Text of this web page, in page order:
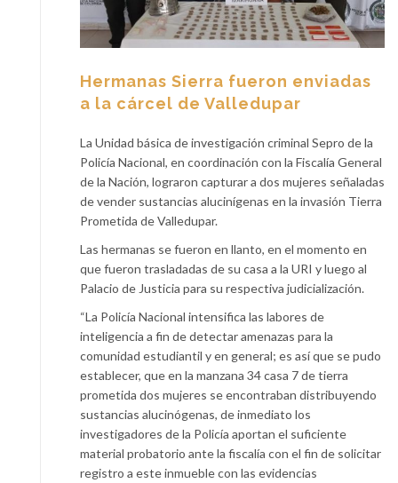
Hermanas Sierra fueron enviadas
a la cárcel de Valledupar
La Unidad básica de investigación criminal Sepro de la
Policía Nacional, en coordinación con la Fiscalía General
de la Nación, lograron capturar a dos mujeres señaladas
de vender sustancias alucinígenas en la invasión Tierra
Prometida de Valledupar.
Las hermanas se fueron en llanto, en el momento en
que fueron trasladadas de su casa a la URI y luego al
Palacio de Justicia para su respectiva judicialización.
“La Policía Nacional intensifica las labores de
inteligencia a fin de detectar amenazas para la
comunidad estudiantil y en general; es así que se pudo
establecer, que en la manzana 34 casa 7 de tierra
prometida dos mujeres se encontraban distribuyendo
sustancias alucinógenas, de inmediato los
investigadores de la Policía aportan el suficiente
material probatorio ante la fiscalía con el fin de solicitar
registro a este inmueble con las evidencias